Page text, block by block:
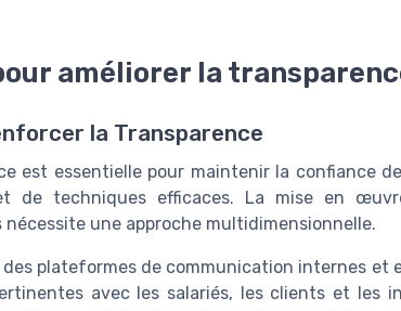
améliorer la
la Transparence
est essentielle pour maintenir la confiance
de techniques efficaces. La mise en
une approche multidimensionnelle.
des plateformes de communication internes et
avec les salariés, les clients et les